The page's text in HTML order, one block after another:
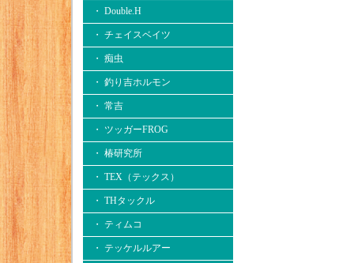
・ Double.H
・ チェイスベイツ
・ 痴虫
・ 釣り吉ホルモン
・ 常吉
・ ツッガーFROG
・ 椿研究所
・ TEX（テックス）
・ THタックル
・ ティムコ
・ テッケルルアー